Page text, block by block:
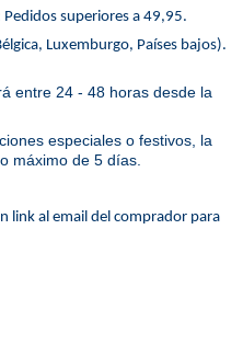
Pedidos superiores a 49,95.
Luxemburgo, Países bajos).
entre 24 - 48 horas desde la
especiales o festivos, la
máximo de 5 días.
link al email del comprador para